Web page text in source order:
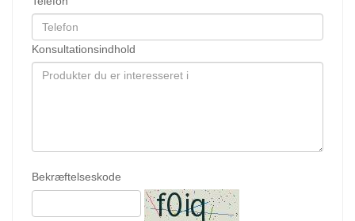
Konsultationsindhold
Bekræftelseskode